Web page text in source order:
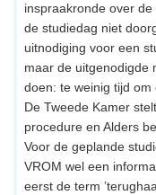
inspraakronde over
de studiedag niet
uitnodiging voor een
maar de uitgenodigde
doen: te weinig tijd om
De Tweede Kamer
procedure en Alders
Voor de geplande
VROM wel een
eerst de term